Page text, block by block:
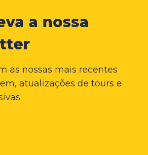
a nossa
as nossas mais recentes
atualizações de tours e